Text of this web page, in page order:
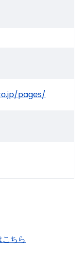
pages/
ちら